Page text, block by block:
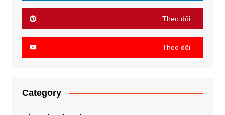
Theo dõi
Theo dõi
Category